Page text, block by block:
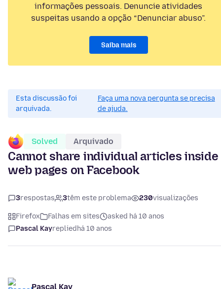
informações pessoais. Denuncie atividades
suspeitas usando a opção “Denunciar abuso”.
Saiba mais
Esta discussão foi
arquivada.
Faça uma nova pergunta se precisa
de ajuda.
Solved Arquivado
Cannot share individual articles inside
web pages on Facebook
3respostas 3têm este problema 230visualizações
Firefox Falhas em sites
asked há 10 anos
Pascal Kayreplied há 10 anos
Pascal Kay